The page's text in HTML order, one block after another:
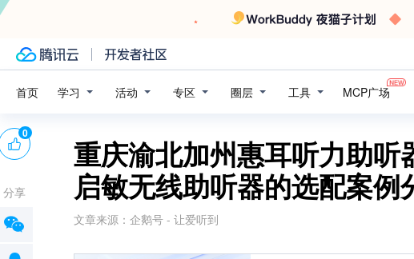
首页 学习 活动 专区 圈层 工具 MCP广场
重庆渝北加州惠耳听力助听
启敏无线助听器的选配案例
文章来源： 企鹅号 - 让爱听到
0
分享